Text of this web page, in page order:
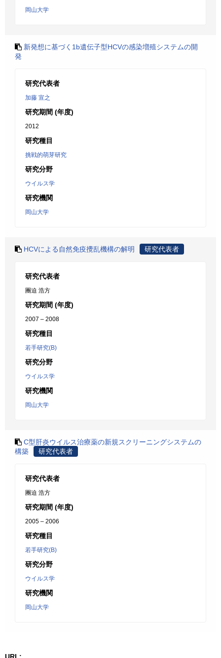
岡山大学
新発想に基づく1b遺伝子型HCVの感染増殖システムの開
発
研究代表者
加藤 宣之
研究期間 (年度)
2012
研究種目
挑戦的萌芽研究
研究分野
ウイルス学
研究機関
岡山大学
HCVによる自然免疫攪乱機構の解明 研究代表者
研究代表者
團迫 浩方
研究期間 (年度)
2007 – 2008
研究種目
若手研究(B)
研究分野
ウイルス学
研究機関
岡山大学
C型肝炎ウイルス治療薬の新規スクリーニングシステムの
構築
研究代表者
研究代表者
團迫 浩方
研究期間 (年度)
2005 – 2006
研究種目
若手研究(B)
研究分野
ウイルス学
研究機関
岡山大学